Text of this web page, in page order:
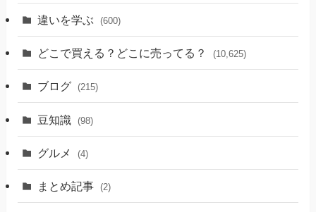
違いを学ぶ (600)
どこで買える？どこに売ってる？ (10,625)
ブログ (215)
豆知識 (98)
グルメ (4)
まとめ記事 (2)